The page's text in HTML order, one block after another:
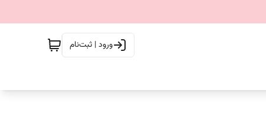
ورود | ثبت‌نام